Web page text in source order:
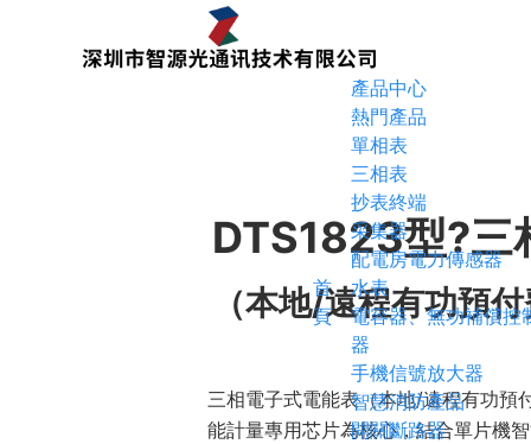
首
頁
產品中心
熱門產品
單相表
三相表
抄表終端
采集器
配電房電力傳感器
水表
電容器、無功補償控
器
手機信號放大器
智慧消防產品
開關斷路器
DTS1823型?三
（本地/遠程有功預
三相電子式電能表（本地/遠程有功預
能計量專用芯片為核心，結合單片機